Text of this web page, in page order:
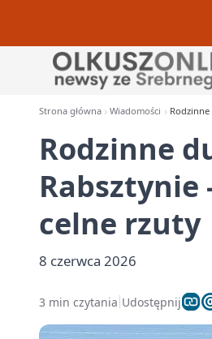
Strona główna Wiadomości
Rodzinne
Rabsztynie
celne rzuty
8 czerwca 2026
3 min czytania Udostępnij